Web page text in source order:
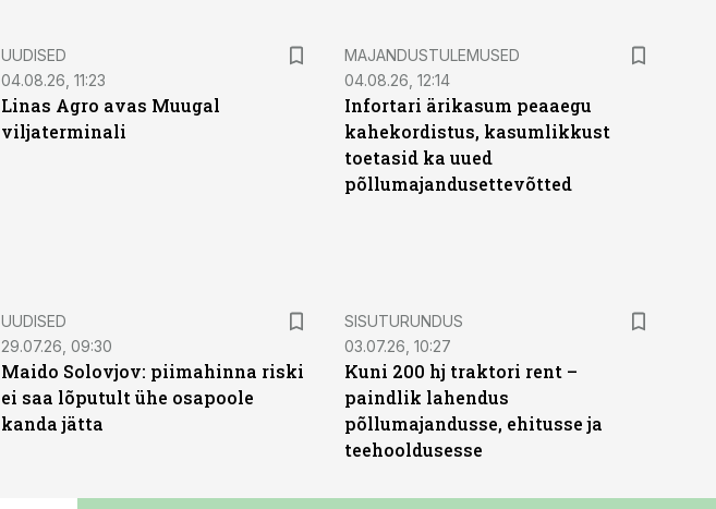
UUDISED
04.08.26, 11:23
Linas Agro avas Muugal
viljaterminali
MAJANDUSTULEMUSED
04.08.26, 12:14
Infortari ärikasum peaaegu
kahekordistus, kasumlikkust
toetasid ka uued
põllumajandusettevõtted
UUDISED
29.07.26, 09:30
Maido Solovjov: piimahinna riski
ei saa lõputult ühe osapoole
kanda jätta
ST
SISUTURUNDUS
03.07.26, 10:27
Kuni 200 hj traktori rent –
paindlik lahendus
põllumajandusse, ehitusse ja
teehooldusesse